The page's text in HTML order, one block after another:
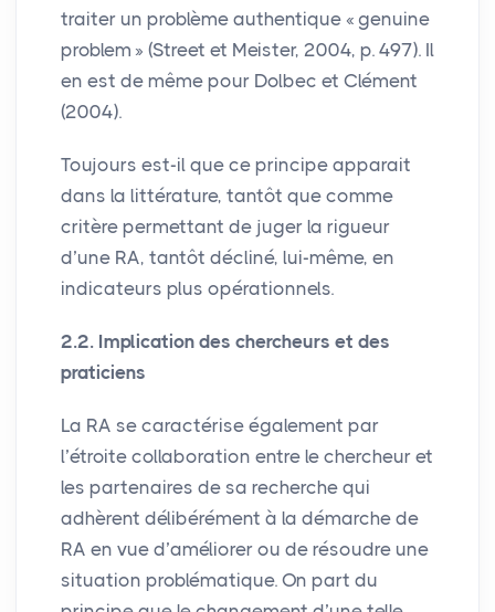
traiter un problème authentique « genuine
problem » (Street et Meister, 2004, p. 497). Il
en est de même pour Dolbec et Clément
(2004).
Toujours est-il que ce principe apparait
dans la littérature, tantôt que comme
critère permettant de juger la rigueur
d’une RA, tantôt décliné, lui-même, en
indicateurs plus opérationnels.
2.2. Implication des chercheurs et des
praticiens
La RA se caractérise également par
l’étroite collaboration entre le chercheur et
les partenaires de sa recherche qui
adhèrent délibérément à la démarche de
RA en vue d’améliorer ou de résoudre une
situation problématique. On part du